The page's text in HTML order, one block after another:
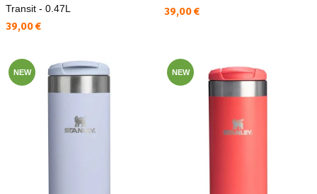
Transit - 0.47L
Текуща цена:
39,00 €
Текуща цена:
39,00 €
NEW NEW